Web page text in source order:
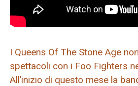
I Queens Of The Stone Age
spettacoli con i Foo Fighters
All’inizio di questo mese la